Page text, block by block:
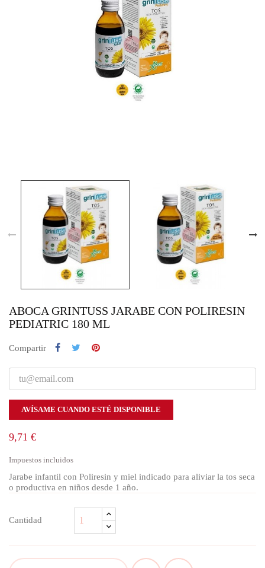
ABOCA GRINTUSS JARABE CON POLIRESIN
PEDIATRIC 180 ML
Compartir
AVÍSAME CUANDO ESTÉ DISPONIBLE
9,71 €
Impuestos incluidos
Jarabe infantil con Poliresin y miel indicado para aliviar la tos seca
o productiva en niños desde 1 año.
Cantidad